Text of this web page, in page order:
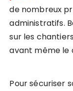
de nombreux
administratifs.
sur les
avant même le
Pour sécuriser